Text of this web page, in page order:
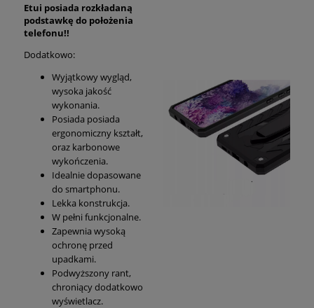
Etui posiada rozkładaną
podstawkę do położenia
telefonu!!
Dodatkowo:
Wyjątkowy wygląd,
wysoka jakość
wykonania.
Posiada posiada
ergonomiczny kształt,
oraz karbonowe
wykończenia.
Idealnie dopasowane
do smartphonu.
Lekka konstrukcja.
W pełni funkcjonalne.
Zapewnia wysoką
ochronę przed
upadkami.
Podwyższony rant,
chroniący dodatkowo
wyświetlacz.